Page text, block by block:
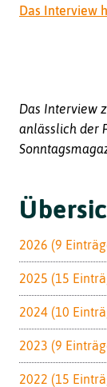
Das Interview
Das Interview
anlässlich der
2026 (9
2025 (15
2024 (10
2023 (9
2022 (15